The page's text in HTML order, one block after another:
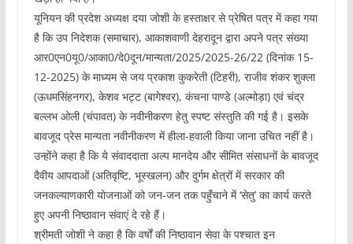
यूनियन की प्रदेश अध्यक्ष दया जोशी के हस्ताक्षर से प्रेषित पत्र में कहा गया
है कि उप निदेशक (समाचार), आकाशवाणी देहरादून द्वारा अपने पत्र संख्या
आर0एन0यू0/आका0/दे0दून/मान्यता/2025/2025-26/22 (दिनांक 15-
12-2025) के माध्यम से जय प्रकाश कुकरेती (टिहरी), राजीव शंकर शुक्ला
(ऊधमसिंहनगर), केशव भट्ट (बागेश्वर), कंचना पाण्डे (अल्मोड़ा) एवं चंद्र
बल्लभ ओली (चंपावत) के नवीनीकरण हेतु स्पष्ट संस्तुति की गई है। इसके
बावजूद प्रेस मान्यता नवीनीकरण में हीला-हवाली किया जाना उचित नहीं है।
उन्होंने कहा है कि ये संवाददाता अल्प मानदेय और सीमित संसाधनों के बावजूद
दैवीय आपदाओं (अतिवृष्टि, भूस्खलन) और दुर्गम क्षेत्रों में सरकार की
जनकल्याणकारी योजनाओं को जन-जन तक पहुँचाने में ‘सेतु’ का कार्य करते
हुए अपनी निष्ठावान संवाएं दे रहे हैं।
श्रीमती जोशी ने कहा है कि वर्षों की निष्ठावान सेवा के पश्चात इन